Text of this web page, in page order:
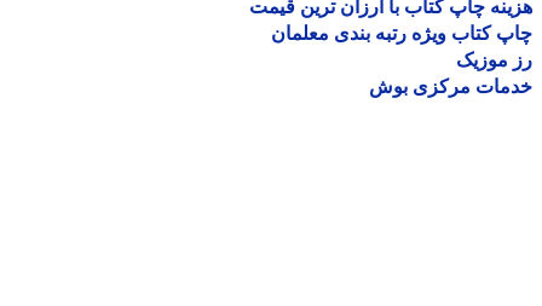
چاپ کتاب با ارزان ترین قیمت
کتاب ویژه رتبه بندی معلمان
موزیک
مرکزی بوش